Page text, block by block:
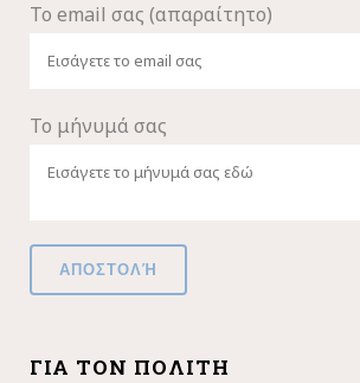
Το email σας (απαραίτητο)
Το μήνυμά σας
ΓΙΑ ΤΟΝ ΠΟΛΊΤΗ